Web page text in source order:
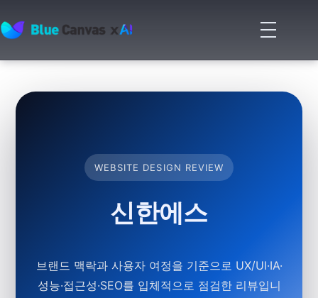
BLUECANVAS
메
뉴
기
WEBSITE DESIGN REVIEW
신한에스
브랜드 맥락과 사용자 여정을 기준으로 UX/UI·IA·
성능·접근성·SEO를 입체적으로 점검한 리뷰입니